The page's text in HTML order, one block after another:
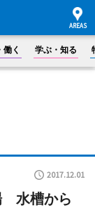
働く 学ぶ・知る
2017.12.01
水槽から